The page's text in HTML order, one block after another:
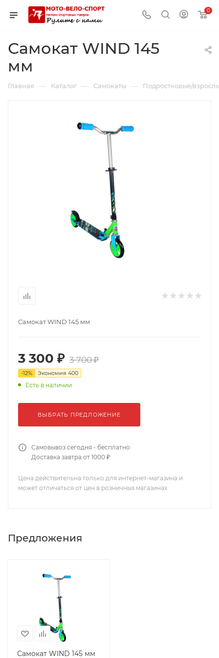
0
Самокат WIND 145
мм
Главная — Каталог — Самокаты — Подростковые/
Самокат WIND 145 мм
3 300 ₽ 3 700 ₽
-12% Экономия 400
Есть в наличии
ВЫБРАТЬ ПРЕДЛОЖЕНИЕ
Самовывоз сегодня - бесплатно
Доставка завтра от 1000 ₽
Цена действительна только для интернет-магазина и
может отличаться от цен в розничных магазинах
Предложения
Самокат WIND 145 мм